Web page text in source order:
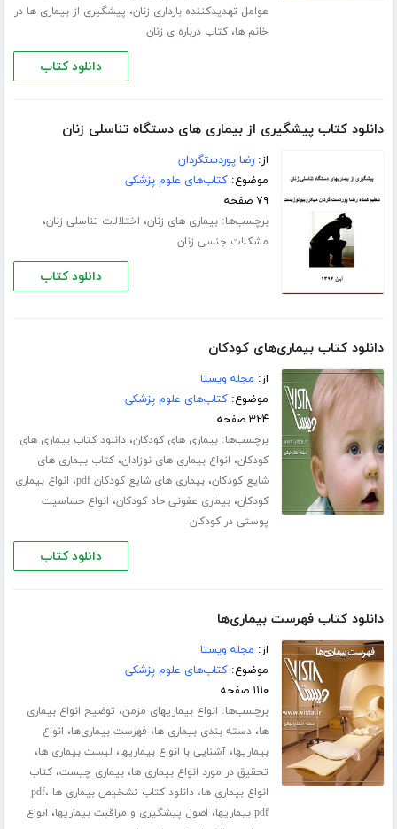
عوامل تهدیدکننده بارداری زنان، پیشگیری از بیماری ها در
خانم ها،کتاب درباره ی زنان
دانلود کتاب
دانلود کتاب پیشگیری از بیماری های دستگاه تناسلی زنان
از:رضا پوردستگردان
موضوع:کتاب‌های علوم پزشکی
۷۹ صفحه
برچسب‌ها:بیماری های زنان، اختلالات تناسلی زنان،
مشکلات جنسی زنان
دانلود کتاب
دانلود کتاب بیماری‌های کودکان
از: مجله ویستا
موضوع:کتاب‌های علوم پزشکی
۳۲۴ صفحه
برچسب‌ها:بیماری های کودکان،دانلود کتاب بیماری های
کودکان، انواع بیماری های نوزادان،کتاب بیماری های
شایع کودکان،بیماری های شایع کودکان pdf ، انواع بیماری
کودکان،بیماری عفونی حاد کودکان، انواع حساسیت
پوستی در کودکان
دانلود کتاب
دانلود کتاب فهرست بیماری‌ها
از: مجله ویستا
موضوع:کتاب‌های علوم پزشکی
۱۱۱۰ صفحه
برچسب‌ها: انواع بیماریهای مزمن، توضیح انواع بیماری
ها،دسته بندی بیماری ها، فهرست بیماری‌ها، انواع
بیماریها،آشنایی با انواع بیماریها، لیست بیماری ها،
تحقیق در مورد انواع بیماری ها،بیماری چیست،کتاب
انواع بیماری ها،دانلود کتاب تشخیص بیماری ها pdf ،
pdf بیماریها ، اصول پیشگیری و مراقبت بیماریها، انواع